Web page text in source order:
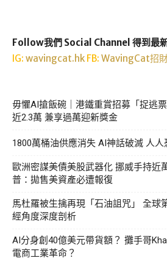
Follow我們 Social Channel 得到最
IG: wavingcat.hk FB: WavingCat招
毋懼AI搶飯碗｜港鐵重賞招募「捉逃
近2.3萬 兼享過萬迎新獎金
1800萬桶油供應消失 AI神話破滅 人人
歐洲密謀美債美股武器化 挪威手持近
普：拋售美資產必遭報復
馬杜羅被生擒再現「石油詛咒」 全球
經角度深度剖析
AI分身創40億美元帶貨額？ 攤手哥
電商工業革命？